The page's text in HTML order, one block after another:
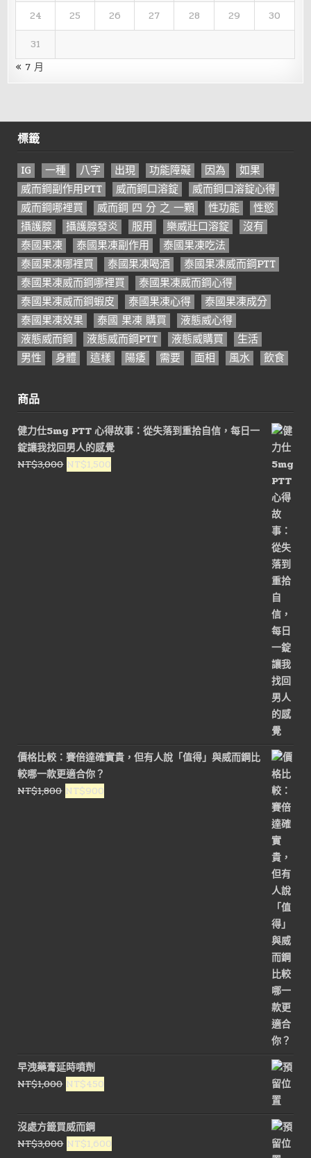
24
25 26 27 28 29
30
31
« 7 月
標籤
IG 一種 八字 出現 功能障礙 因為
如果
威而鋼副作用PTT
威而鋼口溶錠
威而鋼口溶錠心得
威而鋼哪裡買
威而鋼 四 分 之 一顆 性功能
性慾
攝護腺
攝護腺發炎 服用 樂威壯口溶錠
沒有
泰國果凍
泰國果凍副作用
泰國果凍吃法
泰國果凍哪裡買
泰國果凍喝酒
泰國果凍威而鋼PTT
泰國果凍威而鋼哪裡買
泰國果凍威而鋼心得
泰國果凍威而鋼蝦皮
泰國果凍心得
泰國果凍成分
泰國果凍效果
泰國 果凍 購買
液態威心得
液態威而鋼
液態威而鋼PTT 液態威購買
生活
男性
身體 這樣 陽痿 需要 面相 風水 飲食
商品
健力仕5mg PTT 心得故事：從失落到重拾自信，每日一
錠讓我找回男人的感覺
NT$3,000 原
NT$1,500
價格比較：賽倍達確實貴，但有人說「值得」與威而鋼比
較哪一款更適合你？
NT$1,800 原
NT$900
早洩藥膏延時噴劑
NT$1,000 原
價
格：
NT$1,000。
NT$450
價
格：
NT$450。
沒處方籤買威而鋼
NT$3,000 原
NT$1,600